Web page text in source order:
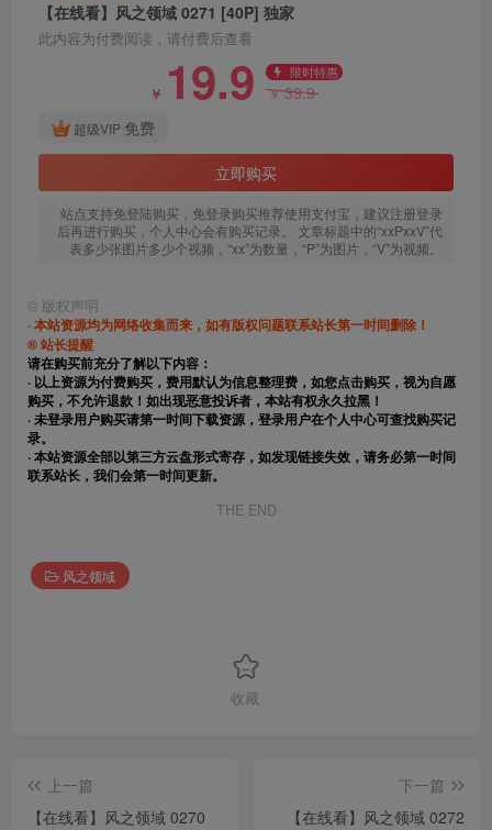
【在线看】风之领域 0271 [40P] 独家
此内容为付费阅读，请付费后查看
￥ 19.9 限时特惠
￥39.9
超级VIP 免费
立即购买
站点支持免登陆购买，免登录购买推荐使用支付宝，建议注册登录
后再进行购买，个人中心会有购买记录。 文章标题中的“xxPxxV”代
表多少张图片多少个视频，“xx”为数量，“P”为图片，“V”为视频。
© 版权声明
· 本站资源均为网络收集而来，如有版权问题联系站长第一时间删除！
® 站长提醒
请在购买前充分了解以下内容：
· 以上资源为付费购买，费用默认为信息整理费，如您点击购买，视为自愿
购买，不允许退款！如出现恶意投诉者，本站有权永久拉黑！
· 未登录用户购买请第一时间下载资源，登录用户在个人中心可查找购买记
录。
· 本站资源全部以第三方云盘形式寄存，如发现链接失效，请务必第一时间
联系站长，我们会第一时间更新。
THE END
风之领域
收藏
上一篇
【在线看】风之领域 0270
下一篇
【在线看】风之领域 0272